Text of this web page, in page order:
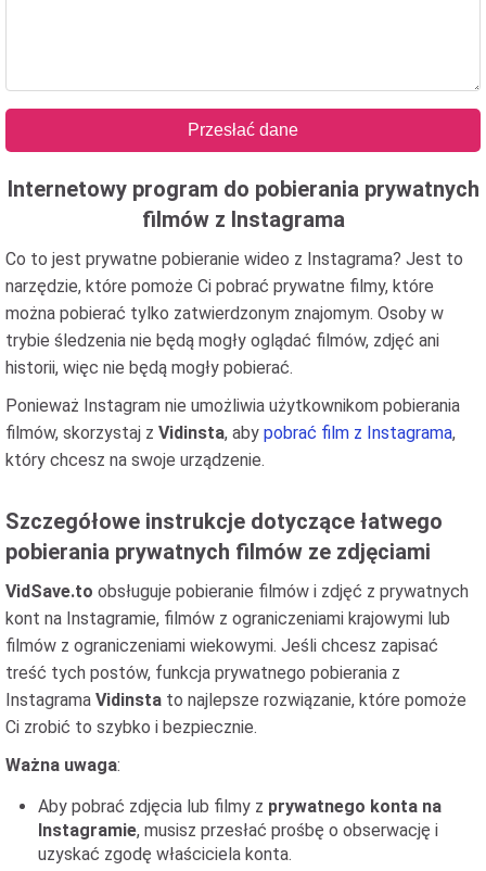
Przesłać dane
Internetowy program do pobierania prywatnych
filmów z Instagrama
Co to jest prywatne pobieranie wideo z Instagrama? Jest to
narzędzie, które pomoże Ci pobrać prywatne filmy, które
można pobierać tylko zatwierdzonym znajomym. Osoby w
trybie śledzenia nie będą mogły oglądać filmów, zdjęć ani
historii, więc nie będą mogły pobierać.
Ponieważ Instagram nie umożliwia użytkownikom pobierania
filmów, skorzystaj z Vidinsta, aby pobrać film z Instagrama,
który chcesz na swoje urządzenie.
Szczegółowe instrukcje dotyczące łatwego
pobierania prywatnych filmów ze zdjęciami
VidSave.to obsługuje pobieranie filmów i zdjęć z prywatnych
kont na Instagramie, filmów z ograniczeniami krajowymi lub
filmów z ograniczeniami wiekowymi. Jeśli chcesz zapisać
treść tych postów, funkcja prywatnego pobierania z
Instagrama Vidinsta to najlepsze rozwiązanie, które pomoże
Ci zrobić to szybko i bezpiecznie.
Ważna uwaga:
Aby pobrać zdjęcia lub filmy z prywatnego konta na
Instagramie, musisz przesłać prośbę o obserwację i
uzyskać zgodę właściciela konta.